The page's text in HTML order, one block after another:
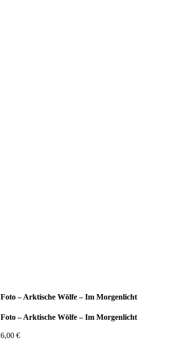
Foto – Arktische Wölfe – Im Morgenlicht
Foto – Arktische Wölfe – Im Morgenlicht
6,00 €